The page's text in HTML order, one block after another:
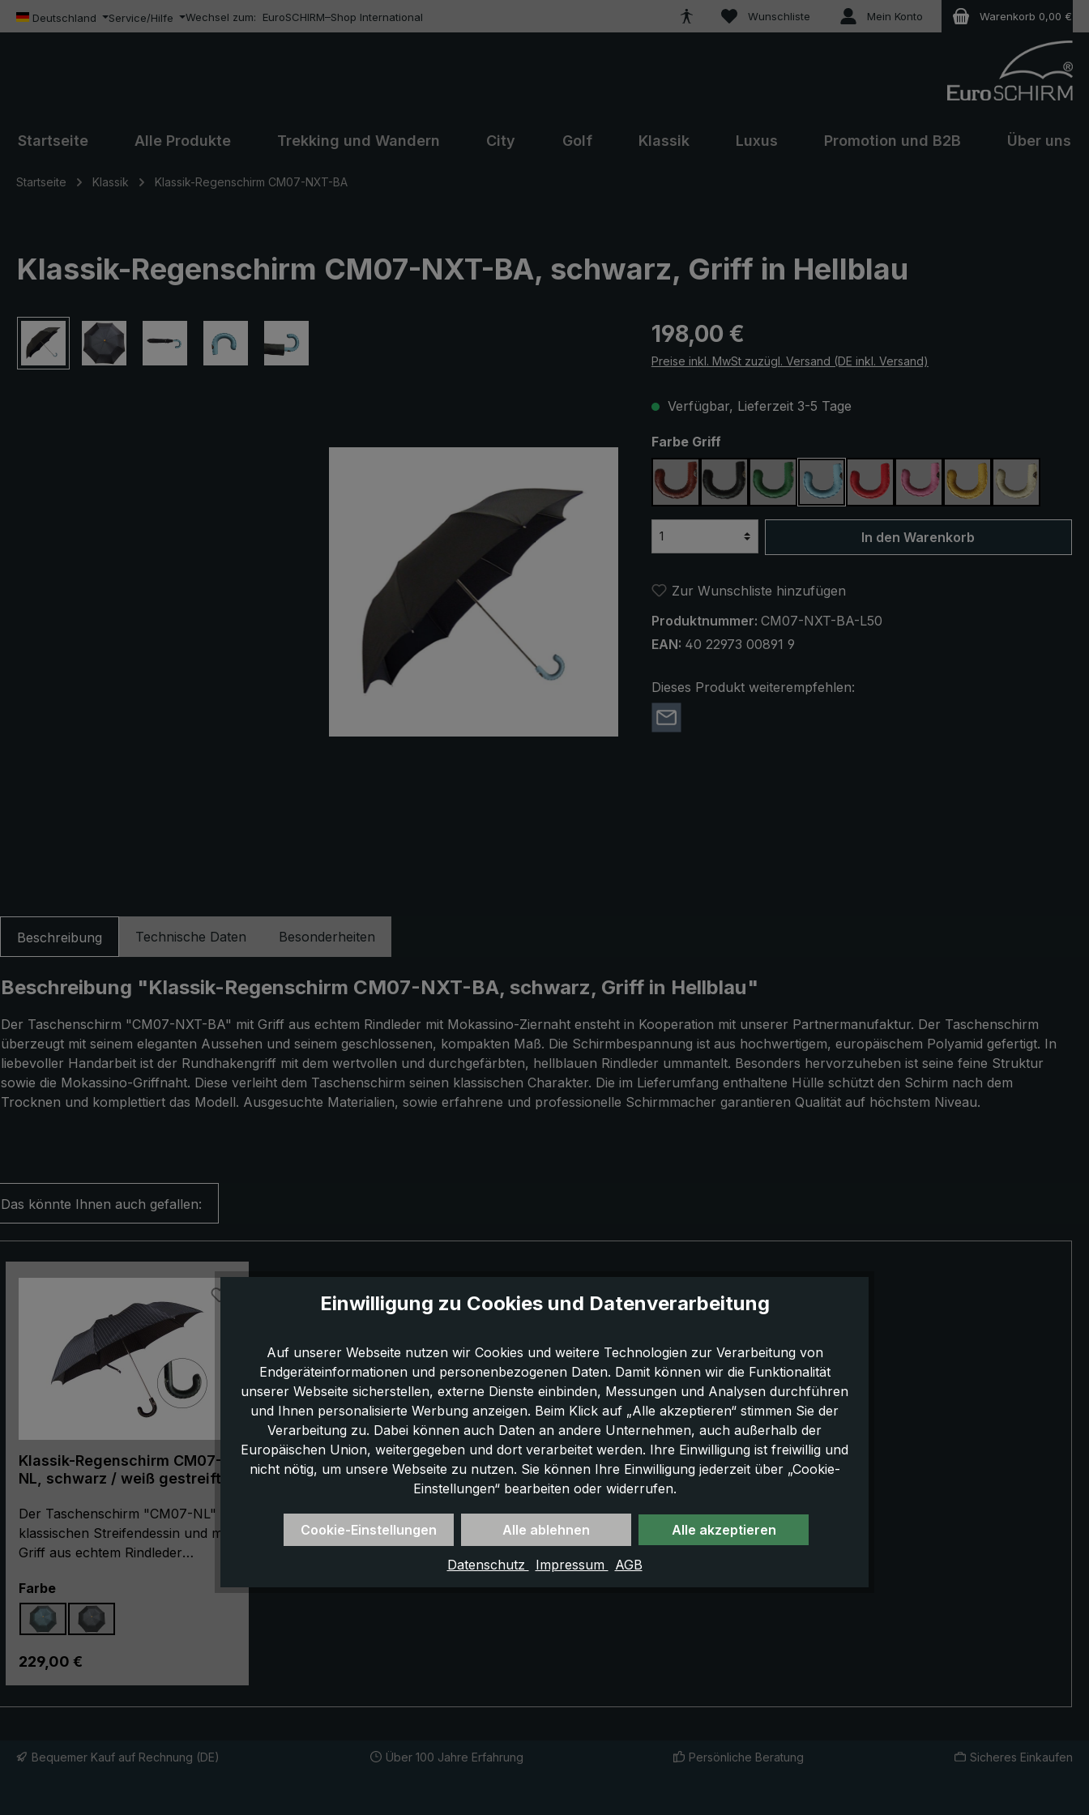
Hauptinhalt springen
Zur Suche springen
Zur Hauptnavigation springen
Deutschland Service/Hilfe Wechsel zum: EuroSCHIRM–Shop International Wunschliste Du hast 0 Produkte auf dem Merkzettel
Mein Konto Warenkorb 0,00 €
Startseite Alle Produkte Trekking und Wandern City Golf Klassik Luxus Promotion und B2B Über uns
Startseite Klassik Klassik-Regenschirm CM07-NXT-BA
Klassik-Regenschirm CM07-NXT-BA, schwarz, Griff in Hellblau
Bildergalerie überspringen Regulärer Preis:
198,00 €
Preise inkl. MwSt zuzügl. Versand (DE inkl. Versand)
Verfügbar, Lieferzeit 3-5 Tage
Farbe Griffauswählen
braun schwarzgrün hellblaurot pink gelb creme
In den Warenkorb
Zur Wunschliste hinzufügen
Produktnummer: CM07-NXT-BA-L50
EAN: 40 22973 00891 9
Dieses Produkt weiterempfehlen:
Beschreibung Technische Daten Besonderheiten
Beschreibung "Klassik-Regenschirm CM07-NXT-BA, schwarz, Griff in Hellblau"
Der Taschenschirm "CM07-NXT-BA" mit Griff aus echtem Rindleder mit Mokassino-Ziernaht ensteht in Kooperation mit unserer Partnermanufaktur. Der Taschenschirm
überzeugt mit seinem eleganten Aussehen und seinem geschlossenen, kompakten Maß. Die Schirmbespannung ist aus hochwertigem, europäischem Polyamid gefertigt. In
liebevoller Handarbeit ist der Rundhakengriff mit dem wertvollen und durchgefärbten, hellblauen Rindleder ummantelt. Besonders hervorzuheben ist seine feine Struktur
sowie die Mokassino-Griffnaht. Diese verleiht dem Taschenschirm seinen klassischen Charakter. Die im Lieferumfang enthaltene Hülle schützt den Schirm nach dem
Trocknen und komplettiert das Modell. Ausgesuchte Materialien, sowie erfahrene und professionelle Schirmmacher garantieren Qualität auf höchstem Niveau.
Das könnte Ihnen auch gefallen:
Klassik-Regenschirm CM07-
NL, schwarz / weiß gestreift
Der Taschenschirm "CM07-NL" im
klassischen Streifendessin und mit
Griff aus echtem Rindleder
Aussehen und seinem
geschlossenen, kompakten Maß.
Er wird in Kooperation mit unserer
sorgfältigster Handarbeit gefertigt.
Die Schirmbespannung im
klassischen Streifendessin ist aus
Handarbeit ist der Rundhakengriff
Farbeauswählen
Regulärer Preis:
229,00 €
Bequemer Kauf auf Rechnung (DE) Über 100 Jahre Erfahrung Persönliche Beratung Sicheres Einkaufen
Einwilligung zu Cookies und Datenverarbeitung
Auf unserer Webseite nutzen wir Cookies und weitere Technologien zur Verarbeitung von
Endgeräteinformationen und personenbezogenen Daten. Damit können wir die Funktionalität
unserer Webseite sicherstellen, externe Dienste einbinden, Messungen und Analysen durchführen
und Ihnen personalisierte Werbung anzeigen. Beim Klick auf „Alle akzeptieren“ stimmen Sie der
Verarbeitung zu. Dabei können auch Daten an andere Unternehmen, auch außerhalb der
Europäischen Union, weitergegeben und dort verarbeitet werden. Ihre Einwilligung ist freiwillig und
nicht nötig, um unsere Webseite zu nutzen. Sie können Ihre Einwilligung jederzeit über „Cookie-
Einstellungen“ bearbeiten oder widerrufen.
Cookie-Einstellungen Alle ablehnen Alle akzeptieren
Datenschutz Impressum AGB